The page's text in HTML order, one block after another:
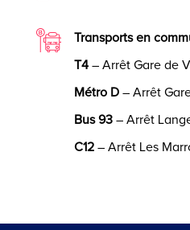
Transports en
T4– Arrêt Gare de
Métro D– Arrêt
Bus 93– Arrêt
C12 – Arrêt Les